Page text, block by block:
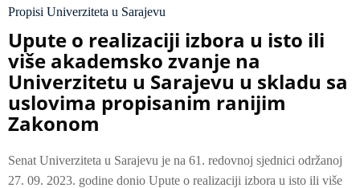
Propisi Univerziteta u Sarajevu
Upute o realizaciji izbora u isto ili
više akademsko zvanje na
Univerzitetu u Sarajevu u skladu sa
uslovima propisanim ranijim
Zakonom
Senat Univerziteta u Sarajevu je na 61. redovnoj sjednici održanoj
27. 09. 2023. godine donio Upute o realizaciji izbora u isto ili više